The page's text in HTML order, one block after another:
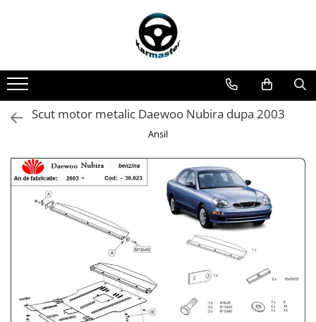
Accesorii carlige de remorcare
Accesorii cutii portbagaj
Accesorii remorci
Cuple remorci
Saboti frana remorci
Carlige de remorcare
Carlige Alfa Romeo
Carlige Bmw
Scut motor metalic Daewoo Nubira dupa 2003
Ansil